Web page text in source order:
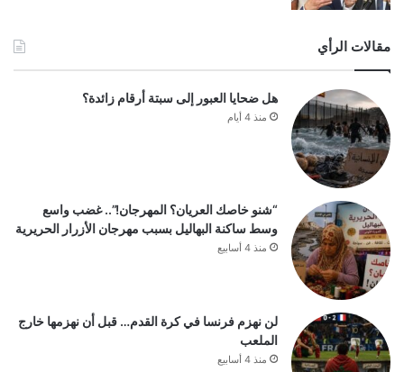
مقالات الرأي
هل ضحايا العبور إلى سبتة أرقام زائدة؟
منذ 4 أيام
“شنو خاصك العريان؟ المهرجان!”.. غضب واسع
وسط ساكنة البهاليل بسبب مهرجان الأزرار الحريرية
منذ 4 أسابيع
لن نهزم فرنسا في كرة القدم… قبل أن نهزمها خارج
الملعب
منذ 4 أسابيع